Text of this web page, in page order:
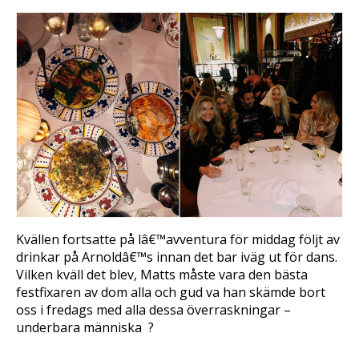
Kvällen fortsatte på lâ€™avventura för middag följt av
drinkar på Arnoldâ€™s innan det bar iväg ut för dans.
Vilken kväll det blev, Matts måste vara den bästa
festfixaren av dom alla och gud va han skämde bort
oss i fredags med alla dessa överraskningar –
underbara människa ?